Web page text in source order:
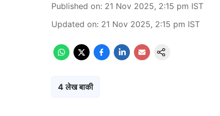
Published on: 21 Nov 2025, 2:15 pm IST
Updated on: 21 Nov 2025, 2:15 pm IST
4 लेख बाकी